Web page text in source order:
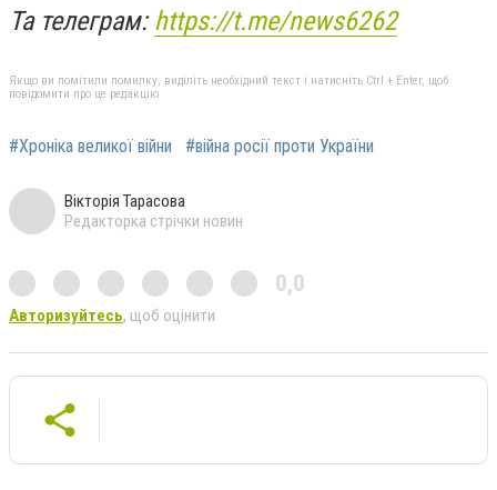
Та телеграм:https://t.me/news6262
Якщо ви помітили помилку, виділіть необхідний текст і натисніть Ctrl + Enter, щоб
повідомити про це редакцію
#Хроніка великої війни #війна росії проти України
Вікторія Тарасова
Редакторка стрічки новин
0,0
Авторизуйтесь, щоб оцінити